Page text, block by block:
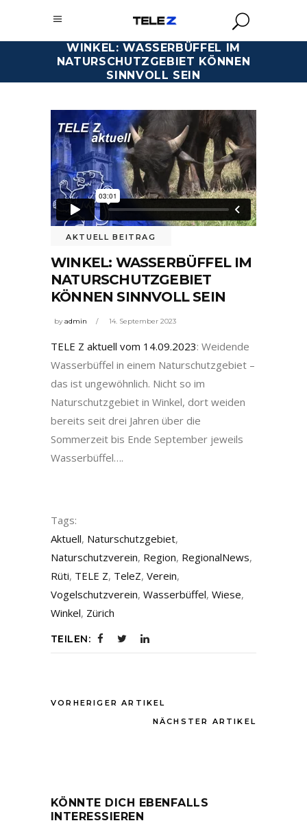
WINKEL: WASSERBÜFFEL IM
NATURSCHUTZGEBIET KÖNNEN
SINNVOLL SEIN
AKTUELL BEITRAG
WINKEL: WASSERBÜFFEL IM
NATURSCHUTZGEBIET
KÖNNEN SINNVOLL SEIN
byadmin 14. September 2023
TELE Z aktuell vom 14.09.2023: Weidende
Wasserbüffel in einem Naturschutzgebiet –
das ist ungewöhnlich. Nicht so im
Naturschutzgebiet in Winkel, dort weiden
bereits seit drei Jahren über die
Sommerzeit bis Ende September jeweils
Wasserbüffel….
Tags:
Aktuell, Naturschutzgebiet,
Naturschutzverein, Region, RegionalNews,
Rüti, TELE Z, TeleZ, Verein,
Vogelschutzverein, Wasserbüffel, Wiese,
Winkel, Zürich
TEILEN:
VORHERIGER ARTIKEL
NÄCHSTER ARTIKEL
KÖNNTE DICH EBENFALLS
INTERESSIEREN